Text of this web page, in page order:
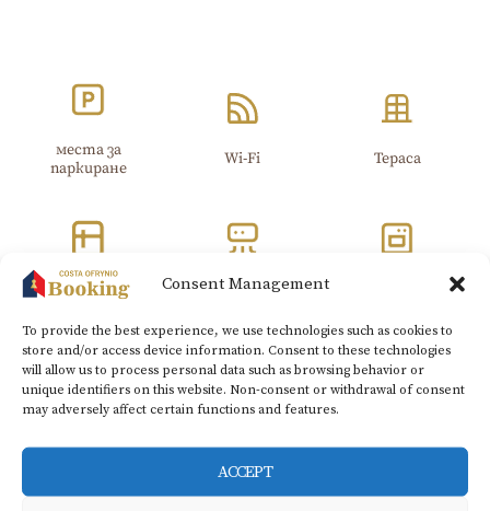
Consent Management
To provide the best experience, we use technologies such as cookies to
store and/or access device information. Consent to these technologies
will allow us to process personal data such as browsing behavior or
unique identifiers on this website. Non-consent or withdrawal of consent
may adversely affect certain functions and features.
ACCEPT
места за
паркиране
Wi-Fi​ Тераса
Хладилник Климатик
Телевизор с
Сешоар